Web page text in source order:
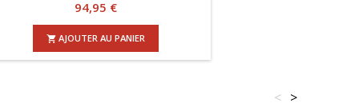
Prix
94,95 €
 AJOUTER AU PANIER
>
<